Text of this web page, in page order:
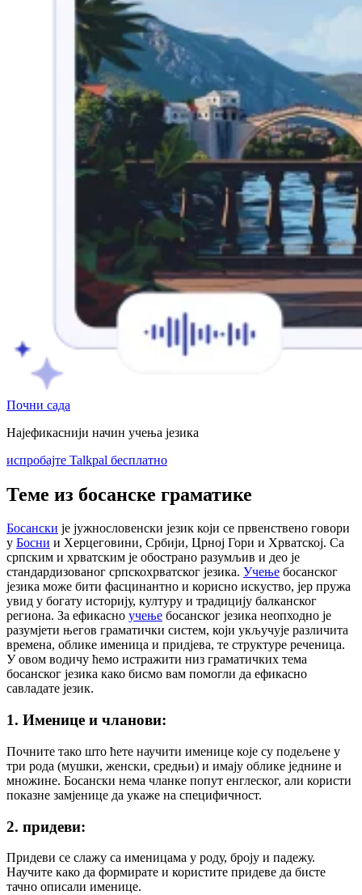
Почни сада
Најефикаснији начин учења језика
испробајте Talkpal бесплатно
Теме из босанске граматике
Босански је јужнословенски језик који се првенствено говори
у Босни и Херцеговини, Србији, Црној Гори и Хрватској. Са
српским и хрватским је обострано разумљив и део је
стандардизованог српскохрватског језика. Учење босанског
језика може бити фасцинантно и корисно искуство, јер пружа
увид у богату историју, културу и традицију балканског
региона. За ефикасно учење босанског језика неопходно је
разумјети његов граматички систем, који укључује различита
времена, облике именица и придјева, те структуре реченица.
У овом водичу ћемо истражити низ граматичких тема
босанског језика како бисмо вам помогли да ефикасно
савладате језик.
1. Именице и чланови:
Почните тако што ћете научити именице које су подељене у
три рода (мушки, женски, средњи) и имају облике једнине и
множине. Босански нема чланке попут енглеског, али користи
показне замјенице да укаже на специфичност.
2. придеви:
Придеви се слажу са именицама у роду, броју и падежу.
Научите како да формирате и користите придеве да бисте
тачно описали именице.